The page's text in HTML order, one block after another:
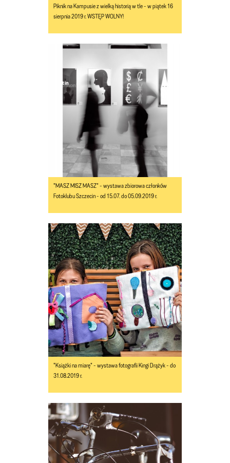
Piknik na Kampusie z wielką historią w tle - w piątek 16
sierpnia 2019 r. WSTĘP WOLNY!
"MASZ MISZ MASZ" - wystawa zbiorowa członków
Fotoklubu Szczecin - od 15.07. do 05.09.2019 r.
"Książki na miarę" - wystawa fotografii Kingi Drążyk - do
31.08.2019 r.